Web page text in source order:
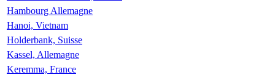
Hambourg Allemagne
Hanoi, Vietnam
Holderbank, Suisse
Kassel, Allemagne
Keremma, France